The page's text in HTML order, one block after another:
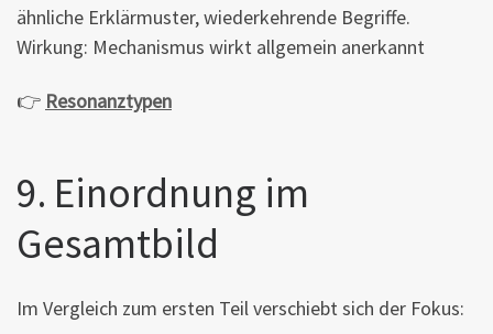
ähnliche Erklärmuster, wiederkehrende Begriffe.
Wirkung: Mechanismus wirkt allgemein anerkannt
👉 Resonanztypen
9. Einordnung im
Gesamtbild
Im Vergleich zum ersten Teil verschiebt sich der Fokus: